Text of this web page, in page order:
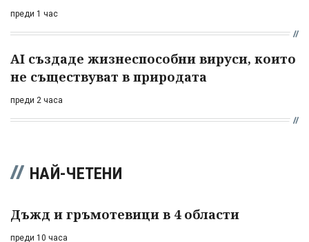
преди 1 час
AI създаде жизнеспособни вируси, които
не съществуват в природата
преди 2 часа
НАЙ-ЧЕТЕНИ
Дъжд и гръмотевици в 4 области
преди 10 часа